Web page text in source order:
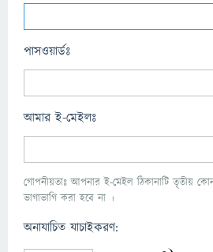
পাসওয়ার্ডঃ
আমার ই-মেইলঃ
গোপনীয়তাঃ আপনার ই-মেইল ঠিকানাটি তৃতীয়
ভাগাভাগি করা হবে না ।
অনাযাচিত যাচাইকরণ: